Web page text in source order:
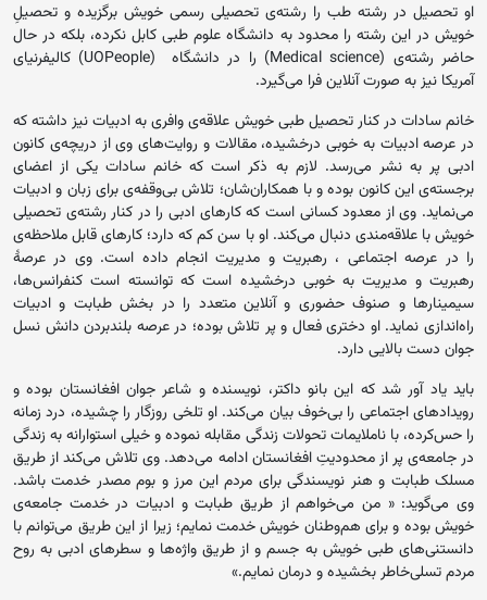
او تحصیل در رشته طب را رشته‌ی تحصیلی رسمی خویش برگزیده و تحصیلِ
خویش در این رشته را محدود به دانشگاه علوم طبی کابل نکرده، بلکه در حال
حاضر رشته‌ی (Medical science) را در دانشگاه (UOPeople) کالیفرنیای
آمریکا نیز به صورت آنلاین فرا می‌گیرد.
خانم سادات در کنار تحصیل طبی خویش علاقه‌ی وافری به ادبیات نیز داشته که
در عرصه ادبیات به خوبی درخشیده، مقالات و روایت‌های وی از دریچه‌ی کانون
ادبی پر به نشر می‌رسد. لازم به ذکر است که خانم سادات یکی از اعضای
برجسته‌ی این کانون بوده و با همکاران‌شان؛ تلاش بی‌وقفه‌ی برای زبان و ادبیات
می‌نماید. وی از معدود کسانی است که کارهای ادبی را در کنار رشته‌ی تحصیلی
خویش با علاقه‌مندی دنبال می‌کند. او با سن کم که دارد؛ کارهای قابل ملاحظه‌ی
را در عرصه اجتماعی ، رهبریت و مدیریت انجام داده است. وی در عرصۀ
رهبریت و مدیریت به خوبی درخشیده است که توانسته است کنفرانس‌ها،
سیمینارها و صنوف حضوری و آنلاین متعدد را در بخش طبابت و ادبیات
راه‌اندازی نماید. او دختری فعال و پر تلاش بوده؛ در عرصه بلندبردن دانش نسل
جوان دست بالایی دارد.
باید یاد آور شد که این بانو داکتر، نویسنده و شاعر جوان افغانستان بوده و
رویدادهای اجتماعی را بی‌خوف بیان می‌کند. او تلخی روزگار را چشیده، درد زمانه
را حس‌کرده، با ناملایمات تحولات زندگی مقابله نموده و خیلی استوارانه به زندگی
در جامعه‌ی پر از محدودیتِ افغانستان ادامه می‌دهد. وی تلاش می‌کند از طریق
مسلک طبابت و هنر نویسندگی برای مردم این مرز و بوم مصدر خدمت باشد.
وی می‌گوید: « من می‌خواهم از طریق طبابت و ادبیات در خدمت جامعه‌ی
خویش بوده و برای هم‌وطنان خویش خدمت نمایم؛ زیرا از این طریق می‌توانم با
دانستنی‌های طبی خویش به جسم و از طریق واژه‌ها و سطرهای ادبی به روح
مردم تسلی‌خاطر بخشیده و درمان نمایم.»